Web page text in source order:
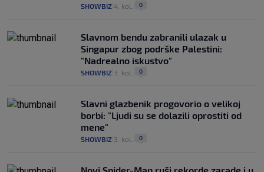
SHOWBIZ 4. kol. 0
Slavnom bendu zabranili ulazak u
Singapur zbog podrške Palestini:
"Nadrealno iskustvo"
SHOWBIZ 3. kol. 0
Slavni glazbenik progovorio o velikoj
borbi: "Ljudi su se dolazili oprostiti od
mene"
SHOWBIZ 3. kol. 0